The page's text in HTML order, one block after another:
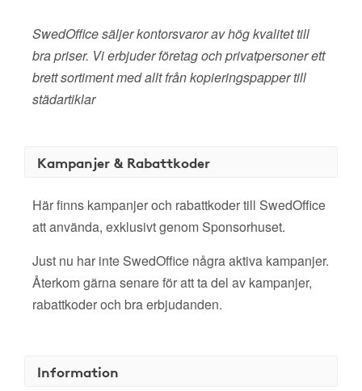
SwedOffice säljer kontorsvaror av hög kvalitet till
bra priser. Vi erbjuder företag och privatpersoner ett
brett sortiment med allt från kopieringspapper till
städartiklar
Kampanjer & Rabattkoder
Här finns kampanjer och rabattkoder till SwedOffice
att använda, exklusivt genom Sponsorhuset.
Just nu har inte SwedOffice några aktiva kampanjer.
Återkom gärna senare för att ta del av kampanjer,
rabattkoder och bra erbjudanden.
Information